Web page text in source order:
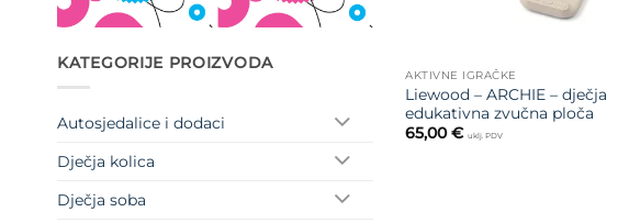
KATEGORIJE PROIZVODA
Autosjedalice i dodaci
Dječja kolica
Dječja soba
AKTIVNE IGRAČKE
Liewood – ARCHIE – dječja
edukativna zvučna ploča
65,00€ uklj. PDV